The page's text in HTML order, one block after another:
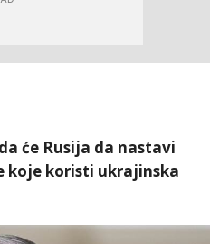
će Rusija da nastavi
koje koristi ukrajinska